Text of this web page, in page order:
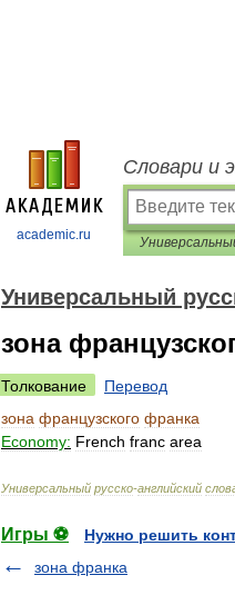
academic.ru
Словари и
Универсальный
зона
Толкование
Перевод
зона французского франка
Economy: French franc area
Универсальный русско-английский
Игры ⚽
Нужно решить
зона франка